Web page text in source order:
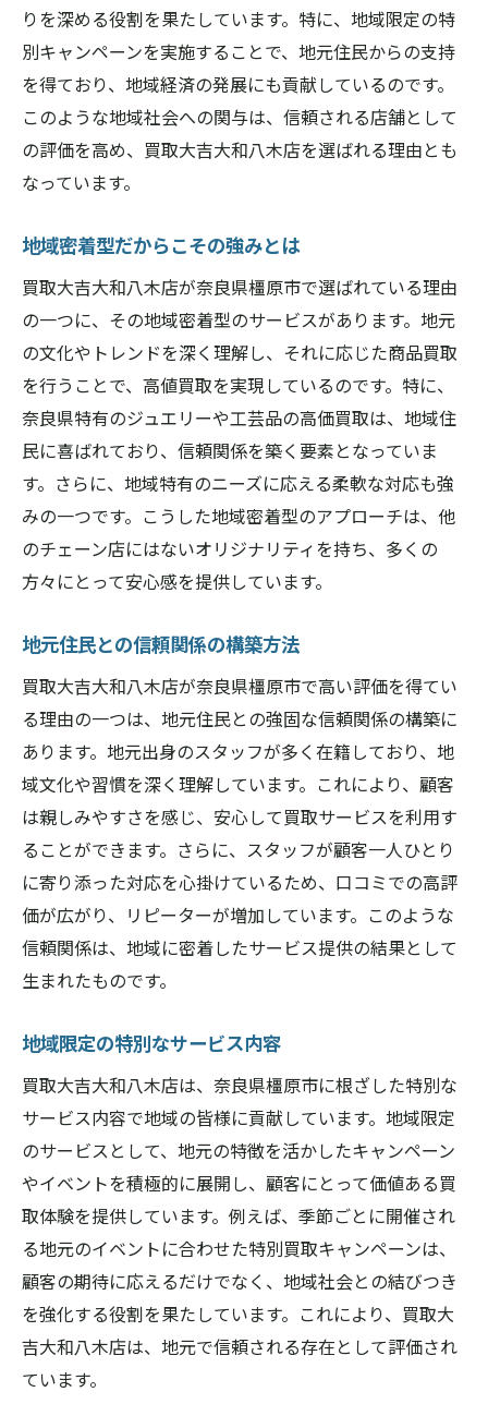
りを深める役割を果たしています。特に、地域限定の特
別キャンペーンを実施することで、地元住民からの支持
を得ており、地域経済の発展にも貢献しているのです。
このような地域社会への関与は、信頼される店舗として
の評価を高め、買取大吉大和八木店を選ばれる理由とも
なっています。
地域密着型だからこその強みとは
買取大吉大和八木店が奈良県橿原市で選ばれている理由
の一つに、その地域密着型のサービスがあります。地元
の文化やトレンドを深く理解し、それに応じた商品買取
を行うことで、高値買取を実現しているのです。特に、
奈良県特有のジュエリーや工芸品の高価買取は、地域住
民に喜ばれており、信頼関係を築く要素となっていま
す。さらに、地域特有のニーズに応える柔軟な対応も強
みの一つです。こうした地域密着型のアプローチは、他
のチェーン店にはないオリジナリティを持ち、多くの
方々にとって安心感を提供しています。
地元住民との信頼関係の構築方法
買取大吉大和八木店が奈良県橿原市で高い評価を得てい
る理由の一つは、地元住民との強固な信頼関係の構築に
あります。地元出身のスタッフが多く在籍しており、地
域文化や習慣を深く理解しています。これにより、顧客
は親しみやすさを感じ、安心して買取サービスを利用す
ることができます。さらに、スタッフが顧客一人ひとり
に寄り添った対応を心掛けているため、口コミでの高評
価が広がり、リピーターが増加しています。このような
信頼関係は、地域に密着したサービス提供の結果として
生まれたものです。
地域限定の特別なサービス内容
買取大吉大和八木店は、奈良県橿原市に根ざした特別な
サービス内容で地域の皆様に貢献しています。地域限定
のサービスとして、地元の特徴を活かしたキャンペーン
やイベントを積極的に展開し、顧客にとって価値ある買
取体験を提供しています。例えば、季節ごとに開催され
る地元のイベントに合わせた特別買取キャンペーンは、
顧客の期待に応えるだけでなく、地域社会との結びつき
を強化する役割を果たしています。これにより、買取大
吉大和八木店は、地元で信頼される存在として評価され
ています。